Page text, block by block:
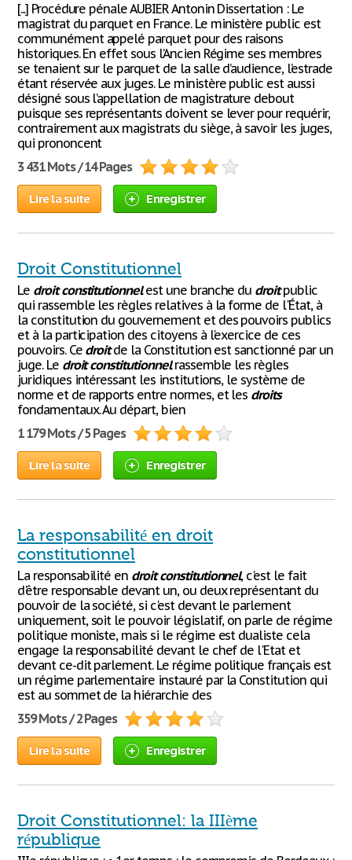
[...] Procédure pénale AUBIER Antonin Dissertation : Le
magistrat du parquet en France. Le ministère public est
communément appelé parquet pour des raisons
historiques. En effet sous l’Ancien Régime ses membres
se tenaient sur le parquet de la salle d’audience, l’estrade
étant réservée aux juges. Le ministère public est aussi
désigné sous l’appellation de magistrature debout
puisque ses représentants doivent se lever pour requérir,
contrairement aux magistrats du siège, à savoir les juges,
qui prononcent
3 431 Mots / 14 Pages
Lire la suite Enregistrer
Droit Constitutionnel
Le droit constitutionnelest une branche du droitpublic
qui rassemble les règles relatives à la forme de l'État, à
la constitution du gouvernement et des pouvoirs publics
et à la participation des citoyens à l'exercice de ces
pouvoirs. Ce droitde la Constitution est sanctionné par un
juge. Le droit constitutionnelrassemble les règles
juridiques intéressant les institutions, le système de
norme et de rapports entre normes, et les droits
fondamentaux. Au départ, bien
1 179 Mots / 5 Pages
Lire la suite Enregistrer
La responsabilité en droit
constitutionnel
La responsabilité en droit constitutionnel, c'est le fait
d'être responsable devant un, ou deux représentant du
pouvoir de la société, si c'est devant le parlement
uniquement, soit le pouvoir législatif, on parle de régime
politique moniste, mais si le régime est dualiste cela
engage la responsabilité devant le chef de l'Etat et
devant ce-dit parlement. Le régime politique français est
un régime parlementaire instauré par la Constitution qui
est au sommet de la hiérarchie des
359 Mots / 2 Pages
Lire la suite Enregistrer
Droit Constitutionnel: la IIIème
république